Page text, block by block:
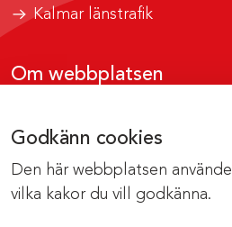
Godkänn cookies
Den här webbplatsen
vilka kakor du vill godkänna.
Kalmar länstrafik
Om webbplatsen
Om cookies
Kontakta webbredaktionen